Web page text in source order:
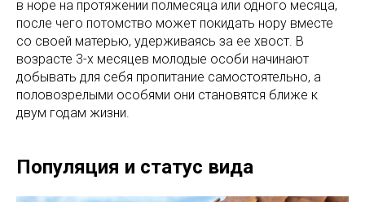
в норе на протяжении полмесяца или одного месяца,
после чего потомство может покидать нору вместе
со своей матерью, удерживаясь за ее хвост. В
возрасте 3-х месяцев молодые особи начинают
добывать для себя пропитание самостоятельно, а
половозрелыми особями они становятся ближе к
двум годам жизни.
Популяция и статус вида